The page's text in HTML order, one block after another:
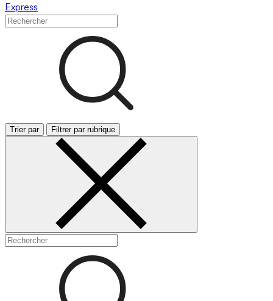
Express
Trier par Filtrer par rubrique